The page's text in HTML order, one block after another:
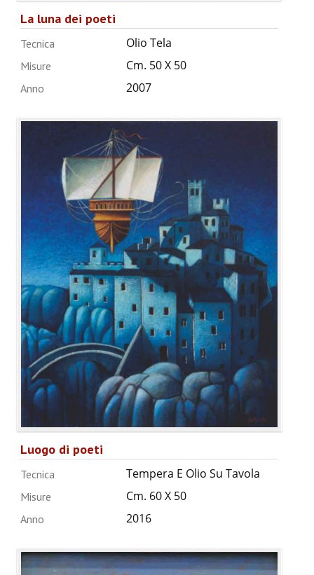
La luna dei poeti
Tecnica Olio Tela
Misure Cm. 50 X 50
Anno 2007
Luogo di poeti
Tecnica Tempera E Olio Su Tavola
Misure Cm. 60 X 50
Anno 2016